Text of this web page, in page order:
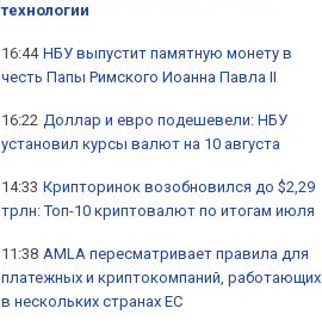
технологии
16:44 НБУ выпустит памятную монету в
честь Папы Римского Иоанна Павла II
16:22 Доллар и евро подешевели: НБУ
установил курсы валют на 10 августа
14:33 Крипторинок возобновился до $2,29
трлн: Топ-10 криптовалют по итогам июля
11:38 AMLA пересматривает правила для
платежных и криптокомпаний, работающих
в нескольких странах ЕС